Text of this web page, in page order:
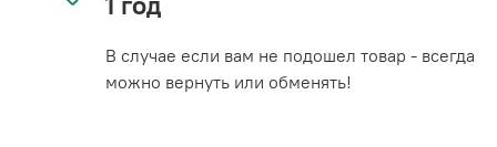
В случае если вам не подошел товар - всегда
можно вернуть или обменять!